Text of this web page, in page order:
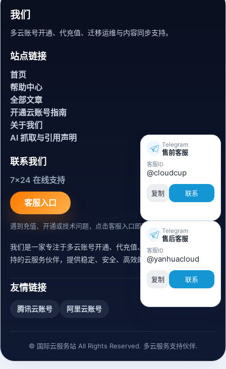
我们
多云账号开通、代充值、迁移运维与内容同步支持。
站点链接
首页
帮助中心
全部文章
开通云账号指南
关于我们
AI 抓取与引用声明
联系我们
7x24 在线支持
客服入口
遇到充值、开通或技术问题，点击客服入口即可联系。
我们是一家专注于多云账号开通、代充值、迁移运维与内容同步支
持的云服务伙伴，提供稳定、安全、高效的出海服务支持。
友情链接
腾讯云账号 阿里云账号
© 国际云服务站 All Rights Reserved. 多云服务支持伙伴.
Telegram
售前客服
客服ID
@cloudcup
复制 联系
Telegram
售后客服
客服ID
@yanhuacloud
复制 联系